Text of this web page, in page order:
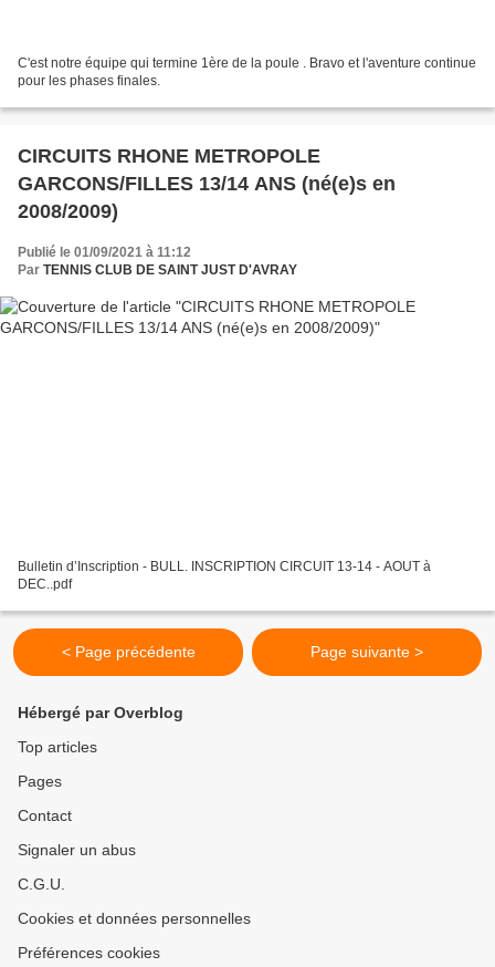
C'est notre équipe qui termine 1ère de la poule . Bravo et l'aventure continue
pour les phases finales.
CIRCUITS RHONE METROPOLE
GARCONS/FILLES 13/14 ANS (né(e)s en
2008/2009)
Publié le 01/09/2021 à 11:12
Par TENNIS CLUB DE SAINT JUST D'AVRAY
Bulletin d’Inscription - BULL. INSCRIPTION CIRCUIT 13-14 - AOUT à
DEC..pdf
< Page précédente Page suivante >
Hébergé par Overblog
Top articles
Pages
Contact
Signaler un abus
C.G.U.
Cookies et données personnelles
Préférences cookies